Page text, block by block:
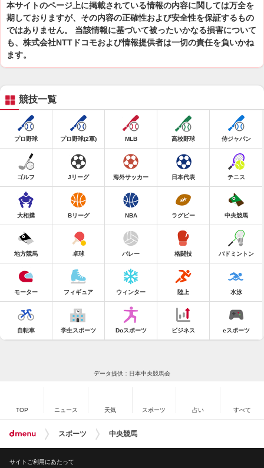
本サイトのページ上に掲載されている情報の内容に関しては万全を
期しておりますが、その内容の正確性および安全性を保証するもの
ではありません。 当該情報に基づいて被ったいかなる損害について
も、株式会社NTTドコモおよび情報提供者は一切の責任を負いかね
ます。
競技一覧
プロ野球 プロ野球(2軍) MLB 高校野球 侍ジャパン
ゴルフ Jリーグ 海外サッカー 日本代表 テニス
大相撲 Bリーグ NBA ラグビー 中央競馬
地方競馬 卓球 バレー 格闘技 バドミントン
モーター フィギュア ウィンター 陸上 水泳
自転車 学生スポーツ Doスポーツ ビジネス eスポーツ
データ提供：日本中央競馬会
TOP ニュース 天気 スポーツ 占い すべて
スポーツ 中央競馬
サイトご利用にあたって